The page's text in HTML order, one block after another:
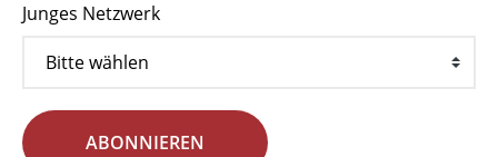
Junges Netzwerk
ABONNIEREN